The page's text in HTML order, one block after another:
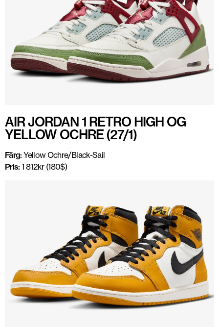
AIR JORDAN 1 RETRO HIGH OG
YELLOW OCHRE (27/1)
Färg:Yellow Ochre/Black-Sail
Pris: 1 812kr (180$)